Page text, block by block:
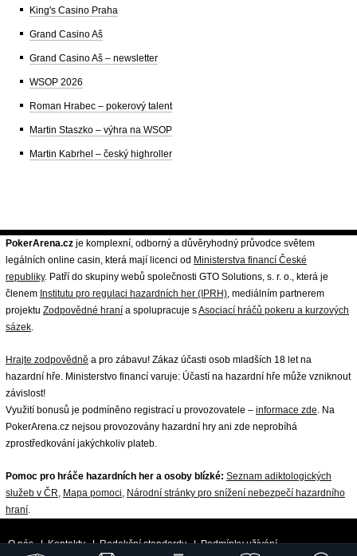
King's Casino Praha
Grand Casino Aš
Grand Casino Aš – newsletter
WSOP 2026
Roman Hrabec – pokerový talent
Martin Staszko – výhra na WSOP
Martin Kabrhel – český highroller
PokerArena.cz je komplexní, odborný a důvěryhodný průvodce světem
legálních online casin, která mají licenci od Ministerstva financí České
republiky. Patří do skupiny webů společnosti GTO Solutions, s. r. o., která je
členem Institutu pro regulaci hazardních her (IPRH), mediálním partnerem
projektu Zodpovědné hraní a spolupracuje sAsociací hráčů pokeru a kurzových
sázek.
Hrajte zodpovědně a pro zábavu! Zákaz účasti osob mladších 18 let na
hazardní hře. Ministerstvo financí varuje: Účastí na hazardní hře může vzniknout
závislost!
Využití bonusů je podmíněno registrací u provozovatele – informace zde. Na
PokerArena.cz nejsou provozovány hazardní hry ani zde neprobíhá
zprostředkování jakýchkoliv plateb.
Pomoc pro hráče hazardních her a osoby blízké: Seznam adiktologických
služeb v ČR, Mapa pomoci, Národní stránky pro snížení nebezpečí hazardního
hraní.
O nás|Kontakty|Redakční standardy|Podmínky užívání